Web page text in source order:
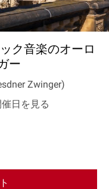
ク音楽のオーロ
ー
Zwinger)
日を見る